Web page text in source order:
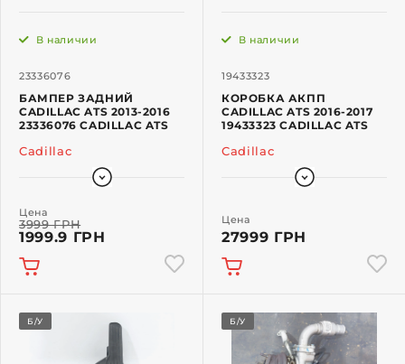
23336076
В наличии
БАМПЕР ЗАДНИЙ
CADILLAC ATS 2013-2016
23336076 CADILLAC ATS
Cadillac
Цена
3999 ГРН
1999.9 ГРН
19433323
В наличии
КОРОБКА АКПП
CADILLAC ATS 2016-2017
19433323 CADILLAC ATS
Cadillac
Цена
27999 ГРН
Б/У Б/У